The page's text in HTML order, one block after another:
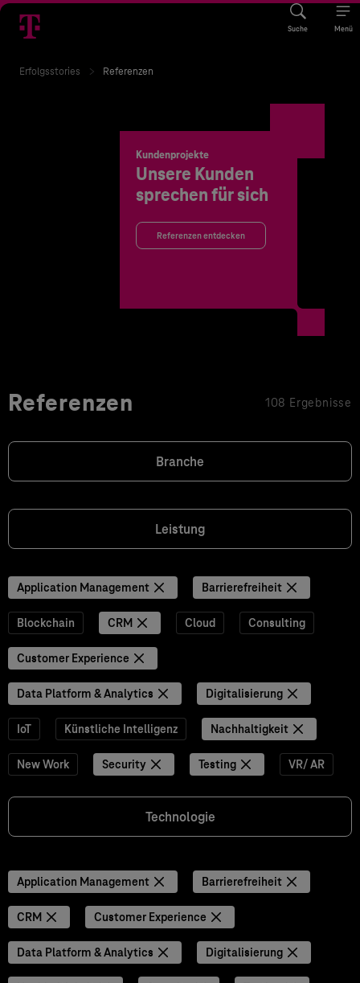
Suche Menü
Erfolgsstories Referenzen
Kundenprojekte
Unsere Kunden
sprechen für sich
Referenzen entdecken
Referenzen 108 Ergebnisse
Branche
Leistung
Application Management Barrierefreiheit
Blockchain CRM Cloud Consulting
Customer Experience
Data Platform & Analytics Digitalisierung
IoT Künstliche Intelligenz Nachhaltigkeit
New Work Security Testing VR/ AR
Technologie
Application Management Barrierefreiheit
CRM Customer Experience
Data Platform & Analytics Digitalisierung